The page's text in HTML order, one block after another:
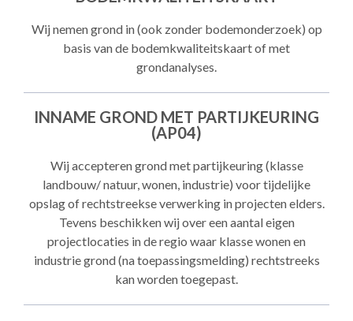
Wij nemen grond in (ook zonder bodemonderzoek) op
basis van de bodemkwaliteitskaart of met
grondanalyses.
INNAME GROND MET PARTIJKEURING
(AP04)
Wij accepteren grond met partijkeuring (klasse
landbouw/ natuur, wonen, industrie) voor tijdelijke
opslag of rechtstreekse verwerking in projecten elders.
Tevens beschikken wij over een aantal eigen
projectlocaties in de regio waar klasse wonen en
industrie grond (na toepassingsmelding) rechtstreeks
kan worden toegepast.